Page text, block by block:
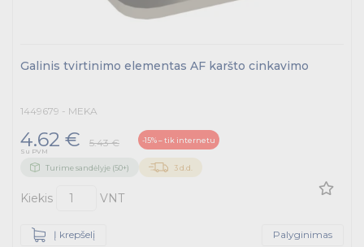
Galinis tvirtinimo elementas AF karšto cinkavimo
1449679 - MEKA
4.62 € 5.43 € -15% – tik internetu
Su PVM
Turime sandėlyje (50+) 3 d.d.
Kiekis VNT
Į krepšelį Palyginimas